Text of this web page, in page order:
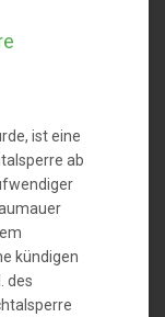
ist eine
ab
kündigen
des